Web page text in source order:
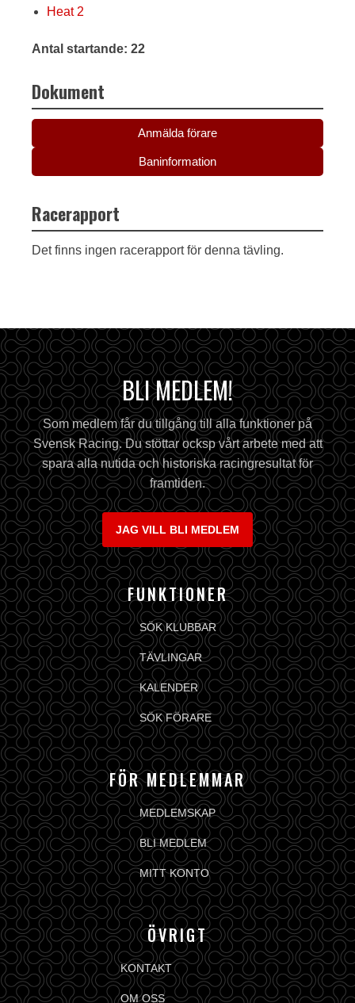
Heat 2
Antal startande: 22
Dokument
Anmälda förare
Baninformation
Racerapport
Det finns ingen racerapport för denna tävling.
BLI MEDLEM!
Som medlem får du tillgång till alla funktioner på
Svensk Racing. Du stöttar ocksp vårt arbete med att
spara alla nutida och historiska racingresultat för
framtiden.
JAG VILL BLI MEDLEM
FUNKTIONER
SÖK KLUBBAR
TÄVLINGAR
KALENDER
SÖK FÖRARE
FÖR MEDLEMMAR
MEDLEMSKAP
BLI MEDLEM
MITT KONTO
ÖVRIGT
KONTAKT
OM OSS